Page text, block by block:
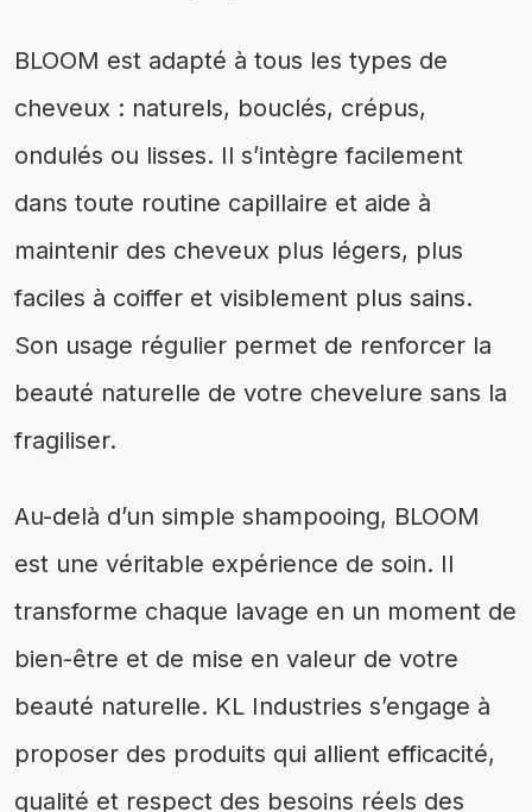
BLOOM est adapté à tous les types de
cheveux : naturels, bouclés, crépus,
ondulés ou lisses. Il s’intègre facilement
dans toute routine capillaire et aide à
maintenir des cheveux plus légers, plus
faciles à coiffer et visiblement plus sains.
Son usage régulier permet de renforcer la
beauté naturelle de votre chevelure sans la
fragiliser.
Au-delà d’un simple shampooing, BLOOM
est une véritable expérience de soin. Il
transforme chaque lavage en un moment de
bien-être et de mise en valeur de votre
beauté naturelle. KL Industries s’engage à
proposer des produits qui allient efficacité,
qualité et respect des besoins réels des